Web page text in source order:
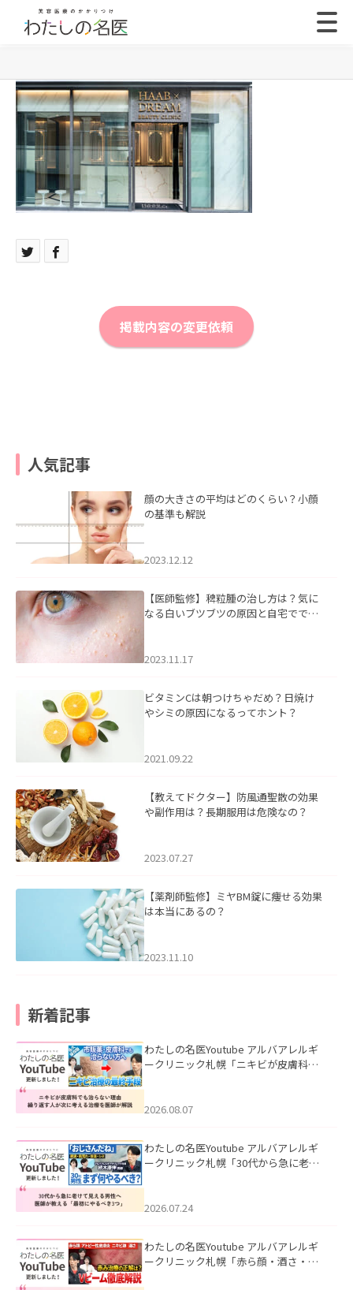
掲載内容の変更依頼
人気記事
顔の大きさの平均はどのくらい？小顔
の基準も解説
2023.12.12
【医師監修】稗粒腫の治し方は？気に
なる白いブツブツの原因と自宅ででき
2023.11.17
ビタミンCは朝つけちゃだめ？日焼け
やシミの原因になるってホント？
2021.09.22
【教えてドクター】防風通聖散の効果
や副作用は？長期服用は危険なの？
2023.07.27
【薬剤師監修】ミヤBM錠に痩せる効果
は本当にあるの？
2023.11.10
新着記事
わたしの名医Youtube アルバアレルギ
ークリニック札幌「ニキビが皮膚科で
ました。
2026.08.07
わたしの名医Youtube アルバアレルギ
ークリニック札幌「30代から急に老け
た。
2026.07.24
わたしの名医Youtube アルバアレルギ
ークリニック札幌「赤ら顔・酒さ・ニ